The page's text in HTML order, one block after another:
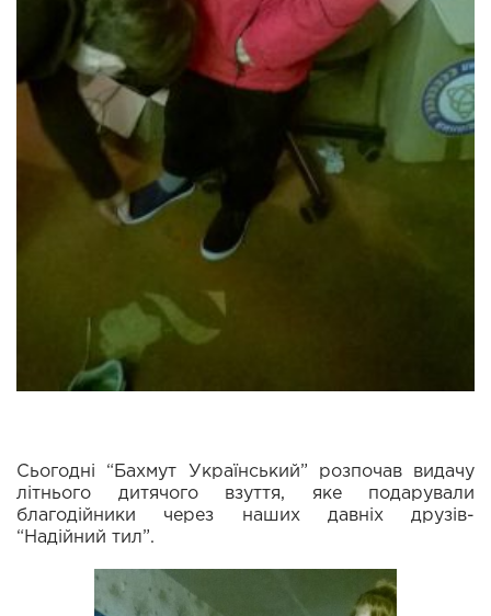
Сьогодні “Бахмут Український” розпочав видачу
літнього дитячого взуття, яке подарували
благодійники через наших давніх друзів-
“Надійний тил”.